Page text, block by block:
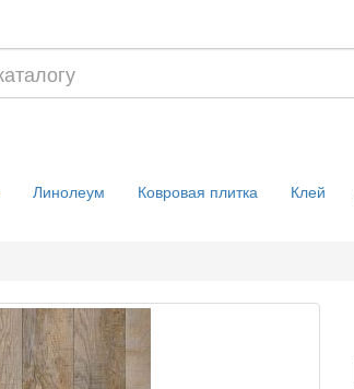
Линолеум Ковровая плитка Клей